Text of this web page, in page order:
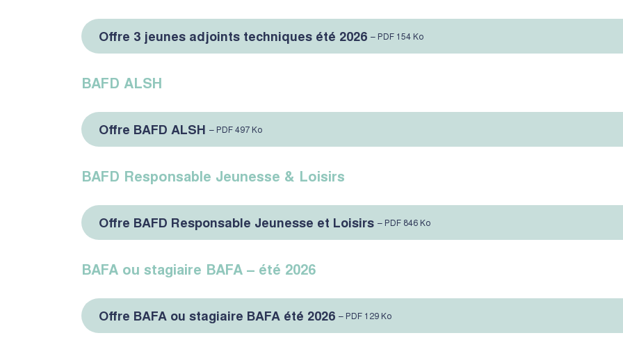
Offre 3 jeunes adjoints techniques été 2026 – PDF 154 Ko
BAFD ALSH
Offre BAFD ALSH – PDF 497 Ko
BAFD Responsable Jeunesse & Loisirs
Offre BAFD Responsable Jeunesse et Loisirs – PDF 846 Ko
BAFA ou stagiaire BAFA – été 2026
Offre BAFA ou stagiaire BAFA été 2026 – PDF 129 Ko